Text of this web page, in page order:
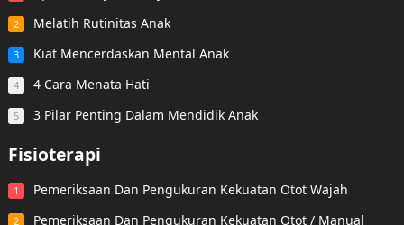
2 Melatih Rutinitas Anak
3 Kiat Mencerdaskan Mental Anak
4 4 Cara Menata Hati
5 3 Pilar Penting Dalam Mendidik Anak
Fisioterapi
1 Pemeriksaan Dan Pengukuran Kekuatan Otot Wajah
2 Pemeriksaan Dan Pengukuran Kekuatan Otot / Manual